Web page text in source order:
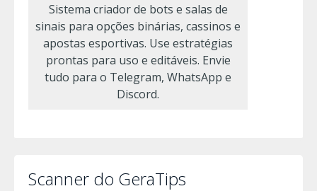
Sistema criador de bots e salas de
sinais para opções binárias, cassinos e
apostas esportivas. Use estratégias
prontas para uso e editáveis. Envie
tudo para o Telegram, WhatsApp e
Discord.
Scanner do GeraTips